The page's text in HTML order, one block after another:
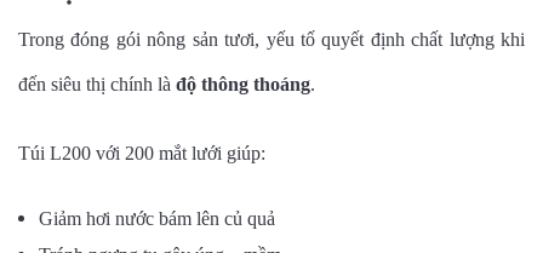
Trong đóng gói nông sản tươi, yếu tố quyết định chất lượng khi
đến siêu thị chính là độ thông thoáng.
Túi L200 với 200 mắt lưới giúp:
Giảm hơi nước bám lên củ quả